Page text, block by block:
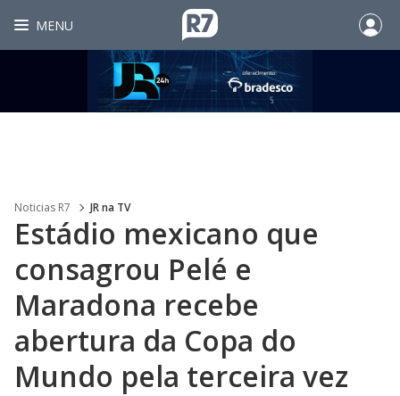
MENU
Noticias R7 JR na TV
Estádio mexicano que
consagrou Pelé e
Maradona recebe
abertura da Copa do
Mundo pela terceira vez